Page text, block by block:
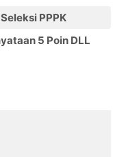
PPPK
5 Poin DLL